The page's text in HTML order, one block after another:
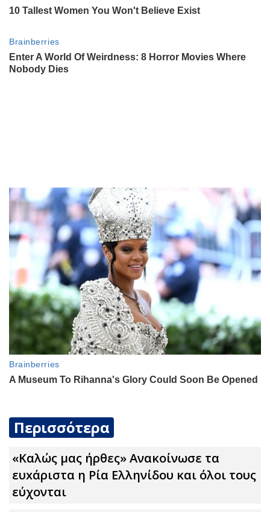
Περισσότερα
«Καλώς μας ήρθες» Ανακοίνωσε τα
ευxάριστα η Ρία Ελληνίδου και όλοι τους
εύχονται